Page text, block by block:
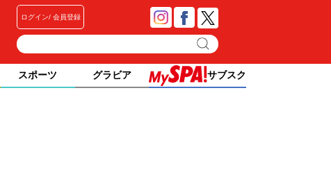
ログイン 会員登録
スポーツ グラビア サブスク